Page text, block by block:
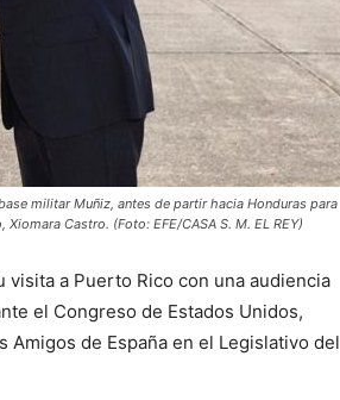
militar Muñiz, antes de partir hacia Honduras para
Castro. (Foto: EFE/CASA S. M. EL REY)
a Puerto Rico con una audiencia
el Congreso de Estados Unidos,
de España en el Legislativo del